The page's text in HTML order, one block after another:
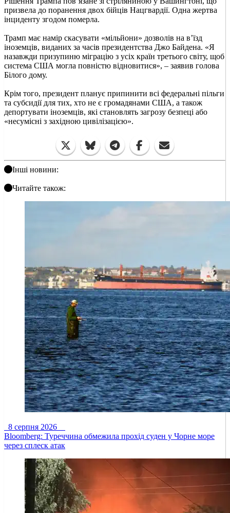
призвела до поранення двох бійців Нацгвардії. Одна жертва
інциденту згодом померла.
Трамп має намір скасувати «мільйони» дозволів на в’їзд
іноземців, виданих за часів президентства Джо Байдена. «Я
назавжди призупиню міграцію з усіх країн третього світу, щоб
система США могла повністю відновитися», – заявив голова
Білого дому.
Крім того, президент планує припинити всі федеральні пільги
та субсидії для тих, хто не є громадянами США, а також
депортувати іноземців, які становлять загрозу безпеці або
«несумісні з західною цивілізацією».
Інші новини:
Читайте також:
8 серпня 2026
Bloomberg: Туреччина обмежила прохід суден у Чорне море
через сплеск атак